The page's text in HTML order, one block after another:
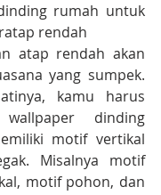
rumah untuk
rendah
atap rendah akan
yang sumpek.
kamu harus
wallpaper dinding
motif vertikal
Misalnya motif
motif pohon, dan